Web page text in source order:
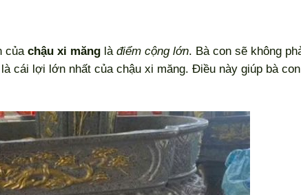
của chậu xi măng là điểm cộng lớn. Bà con sẽ không
là cái lợi lớn nhất của chậu xi măng. Điều này giúp bà con